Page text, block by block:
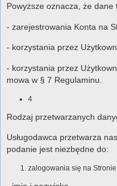
Powyższe oznacza, że
- zarejestrowania Konta na
- korzystania przez
- korzystania przez
mowa w § 7 Regulaminu.
4
Rodzaj przetwarzanych
Usługodawca przetwarza
podanie jest niezbędne do:
zalogowania się na